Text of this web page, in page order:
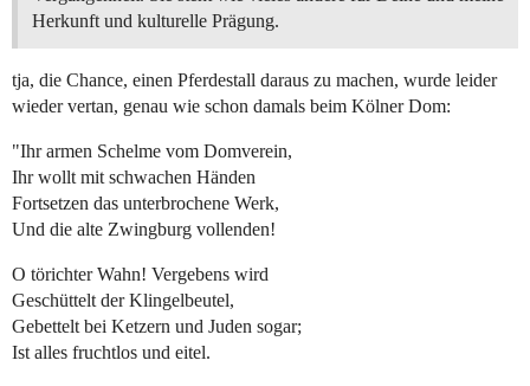
Herkunft und kulturelle Prägung.
tja, die Chance, einen Pferdestall daraus zu machen, wurde leider
wieder vertan, genau wie schon damals beim Kölner Dom:
"Ihr armen Schelme vom Domverein,
Ihr wollt mit schwachen Händen
Fortsetzen das unterbrochene Werk,
Und die alte Zwingburg vollenden!
O törichter Wahn! Vergebens wird
Geschüttelt der Klingelbeutel,
Gebettelt bei Ketzern und Juden sogar;
Ist alles fruchtlos und eitel.